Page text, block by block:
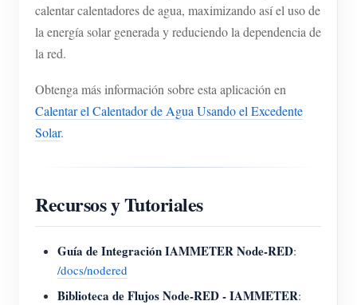
calentar calentadores de agua, maximizando así el uso de
la energía solar generada y reduciendo la dependencia de
la red.
Obtenga más información sobre esta aplicación en
Calentar el Calentador de Agua Usando el Excedente
Solar.
Recursos y Tutoriales
Guía de Integración IAMMETER Node-RED:
/docs/nodered
Biblioteca de Flujos Node-RED - IAMMETER: